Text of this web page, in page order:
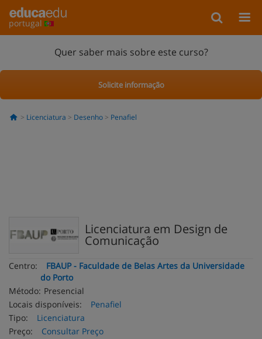
portugal
Quer saber mais sobre este curso?
Solicite informação
Licenciatura Desenho Penafiel
Licenciatura em Design de
Comunicação
Centro:
FBAUP - Faculdade de Belas Artes da Universidade
do Porto
Método: Presencial
Locais disponíveis:
Penafiel
Tipo:
Licenciatura
Preço:
Consultar Preço